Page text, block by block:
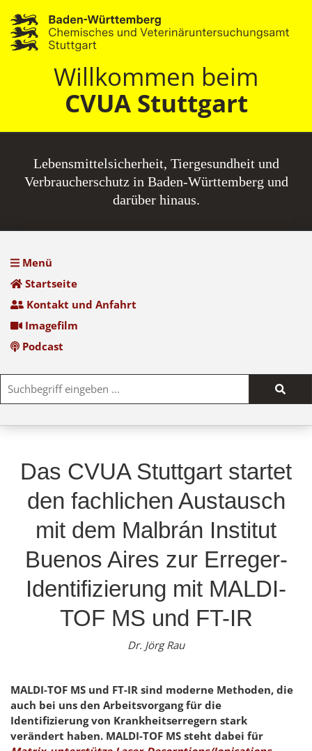
Willkommen beim
CVUA Stuttgart
Lebensmittel­sicherheit, Tiergesundheit und
Verbraucherschutz in Baden-Württemberg und
darüber hinaus.
Menü
Startseite
Kontakt und Anfahrt
Imagefilm
Podcast
Das CVUA Stuttgart startet
den fachlichen Austausch
mit dem Malbrán Institut
Buenos Aires zur Erreger-
Identifizierung mit MALDI-
TOF MS und FT-IR
Dr. Jörg Rau
MALDI-TOF MS und FT-IR sind moderne Methoden, die
auch bei uns den Arbeitsvorgang für die
Identifizierung von Krankheitserregern stark
verändert haben. MALDI-TOF MS steht dabei für